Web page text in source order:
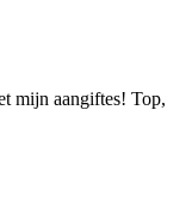
mijn aangiftes! Top,